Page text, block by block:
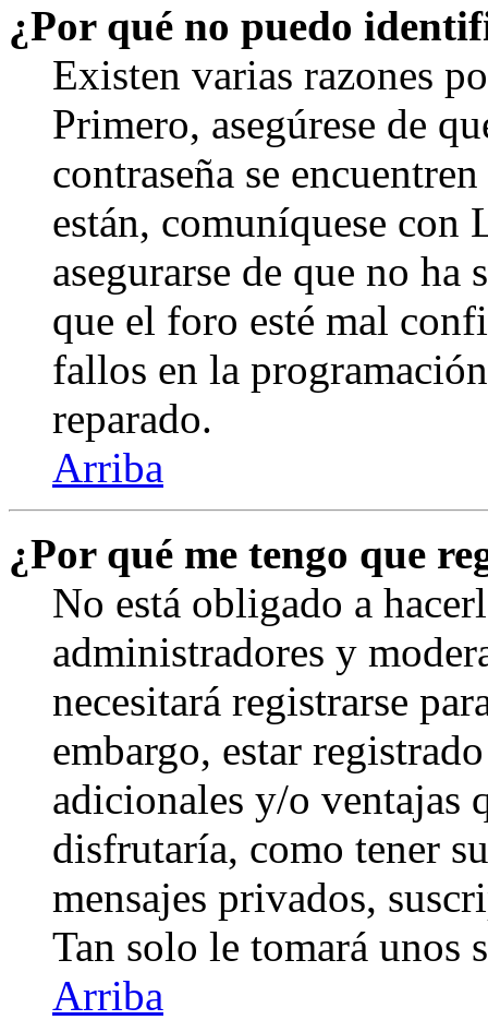
¿Por qué no puedo
Existen varias razones
Primero, asegúrese de
contraseña se
están, comuníquese
asegurarse de que no
que el foro esté mal
fallos en la
reparado.
Arriba
¿Por qué me tengo que
No está obligado a
administradores y
necesitará registrarse
embargo, estar
adicionales y/o ventajas
disfrutaría, como tener
mensajes privados,
Tan solo le tomará unos
Arriba